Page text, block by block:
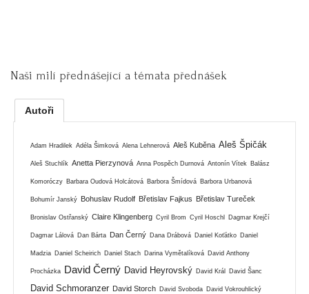
Naši milí přednášející a témata přednášek
Autoři
Adam Hradilek Adéla Šimková Alena Lehnerová Aleš Kuběna Aleš Špičák
Aleš Stuchlík Anetta Pierzynová Anna Pospěch Durnová Antonín Vítek Balász
Komoróczy Barbara Oudová Holcátová Barbora Šmídová Barbora Urbanová
Bohumír Janský Bohuslav Rudolf Břetislav Fajkus Břetislav Tureček
Bronislav Ostřanský Claire Klingenberg Cyril Brom Cyril Hoschl Dagmar Krejčí
Dagmar Lálová Dan Bárta Dan Černý Dana Drábová Daniel Koťátko Daniel
Madzia Daniel Scheirich Daniel Stach Darina Vymětalíková David Anthony
Procházka David Černý David Heyrovský David Král David Šanc
David Schmoranzer David Storch David Svoboda David Vokrouhlický